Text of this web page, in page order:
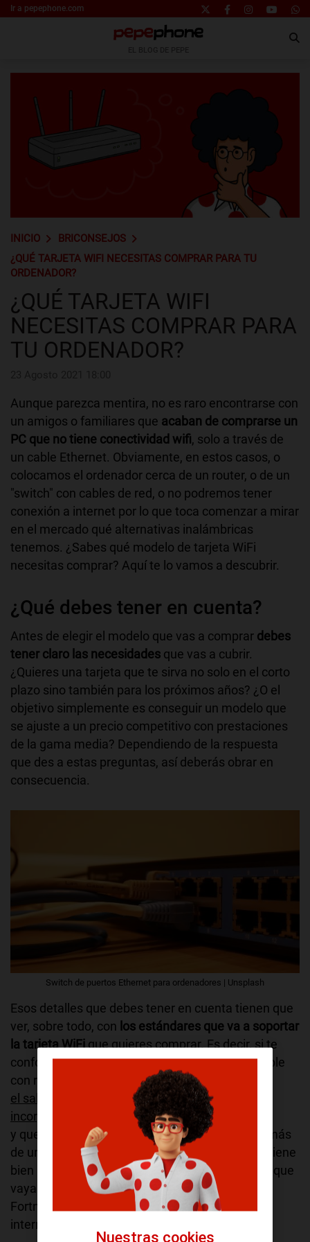
Ir a pepephone.com
INICIO
BRICONSEJOS
¿QUÉ TARJETA WIFI NECESITAS COMPRAR PARA TU
ORDENADOR?
¿QUÉ TARJETA WIFI
NECESITAS COMPRAR PARA
TU ORDENADOR?
Aunque parezca mentira, no es raro encontrarse con
un amigos o familiares que acaban de comprarse un
PC que no tiene conectividad wifi, solo a través de
un cable Ethernet. Obviamente, en estos casos, o
colocamos el ordenador cerca de un router, o de un
"switch" con cables de red, o no podremos tener
conexión a internet por lo que toca comenzar a mirar
en el mercado qué alternativas inalámbricas
tenemos. ¿Sabes qué modelo de tarjeta WiFi
necesitas comprar? Aquí te lo vamos a descubrir.
¿Qué debes tener en cuenta?
Antes de elegir el modelo que vas a comprar debes
tener claro las necesidades que vas a cubrir.
¿Quieres una tarjeta que te sirva no solo en el corto
plazo sino también para los próximos años? ¿O el
objetivo simplemente es conseguir un modelo que
se ajuste a un precio competitivo con prestaciones
de la gama media? Dependiendo de la respuesta
que des a estas preguntas, así deberás obrar en
consecuencia.
Switch de puertos Ethernet para ordenadores | Unsplash
Esos detalles que debes tener en cuenta tienen que
ver, sobre todo, con los estándares que va a soportar
la tarjeta WiFique quieres comprar. Es decir, si te
conformas con disponer de un modelo compatible
con redes de 2,4 y 5GHz o si vas a dar ya
el salto al estándar 6 que cada vez más routers
incorporan
y que permiten velocidades más elevadas, además
de una estabilidad en la conexión que siempre viene
bien para no perder detalle de la película o serie que
vayamos a ver, así como de esas partidas de
Fortnite que nos echamos a diario a través de
internet.
Nuestras cookies